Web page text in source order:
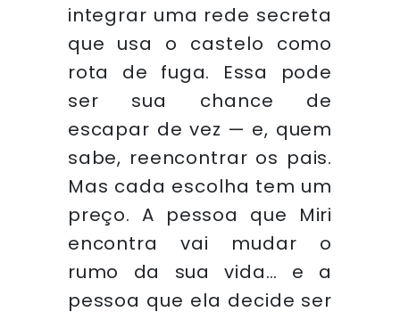
integrar uma rede secreta
que usa o castelo como
rota de fuga. Essa pode
ser sua chance de
escapar de vez — e, quem
sabe, reencontrar os pais.
Mas cada escolha tem um
preço. A pessoa que Miri
encontra vai mudar o
rumo da sua vida… e a
pessoa que ela decide ser